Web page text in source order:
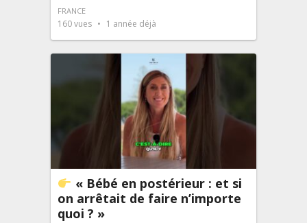
FRANCE
160vues 1 année déjà
« Bébé en postérieur : et si
on arrêtait de faire n’importe
quoi ? »